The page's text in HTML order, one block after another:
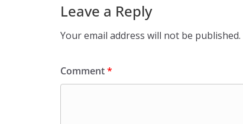
Leave a Reply
Your email address will not be published.
Comment*